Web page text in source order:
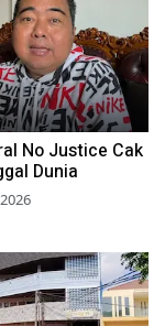
No Justice Cak
Dunia